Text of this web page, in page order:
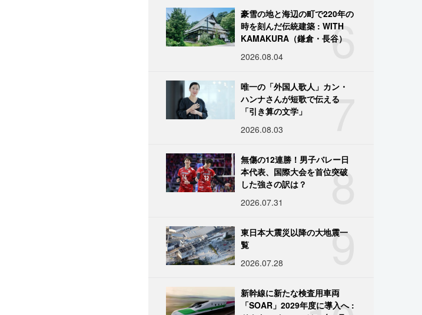
6
豪雪の地と海辺の町で220年の
時を刻んだ伝統建築 : WITH
KAMAKURA（鎌倉・長谷）
2026.08.04
7
唯一の「外国人歌人」カン・
ハンナさんが短歌で伝える
「引き算の文学」
2026.08.03
8
無傷の12連勝！男子バレー日
本代表、国際大会を首位突破
した強さの訳は？
2026.07.31
9
東日本大震災以降の大地震一
覧
2026.07.28
新幹線に新たな検査用車両
「SOAR」2029年度に導入へ :